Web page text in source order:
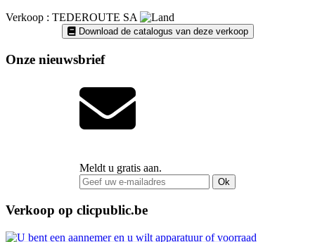
Verkoop : TEDEROUTE SA
Download de catalogus van deze verkoop
Onze nieuwsbrief
Meldt u gratis aan.
Ok
Verkoop op clicpublic.be